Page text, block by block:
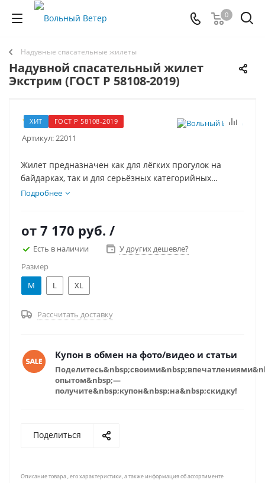
0
Надувные спасательные жилеты
Надувной спасательный жилет
Экстрим (ГОСТ Р 58108-2019)
ХИТ ГОСТ Р 58108-2019
1
Артикул:22011
Жилет предназначен как для лёгких прогулок на
байдарках, так и для серьёзных категорийных
походов на катамаранах. Имеет большой объём и
Подробнее
от 7 170 руб. /
Есть в наличии
У других дешевле?
Размер
M
L XL
Рассчитать доставку
Купон в обмен на фото/видео и статьи
опытом&nbsp;—
получите&nbsp;купон&nbsp;на&nbsp;скидку!
Поделиться
Описание товара , его характеристики, а также информация об ассортименте